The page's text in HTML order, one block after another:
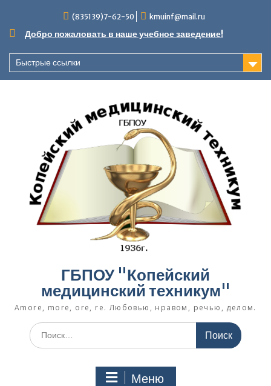
содержимому
(835139)7-62-50 kmuinf@mail.ru
Добро пожаловать в наше учебное заведение!
Быстрые ссылки
ГБПОУ "Копейский
медицинский техникум"
Amore, more, ore, re. Любовью, нравом, речью, делом.
Поиск
по:
Меню